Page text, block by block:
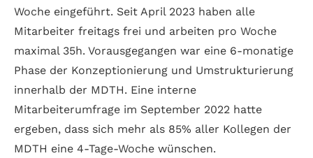
Woche eingeführt. Seit April 2023 haben alle
Mitarbeiter freitags frei und arbeiten pro Woche
maximal 35h. Vorausgegangen war eine 6-monatige
Phase der Konzeptionierung und Umstrukturierung
innerhalb der MDTH. Eine interne
Mitarbeiterumfrage im September 2022 hatte
ergeben, dass sich mehr als 85% aller Kollegen der
MDTH eine 4-Tage-Woche wünschen.